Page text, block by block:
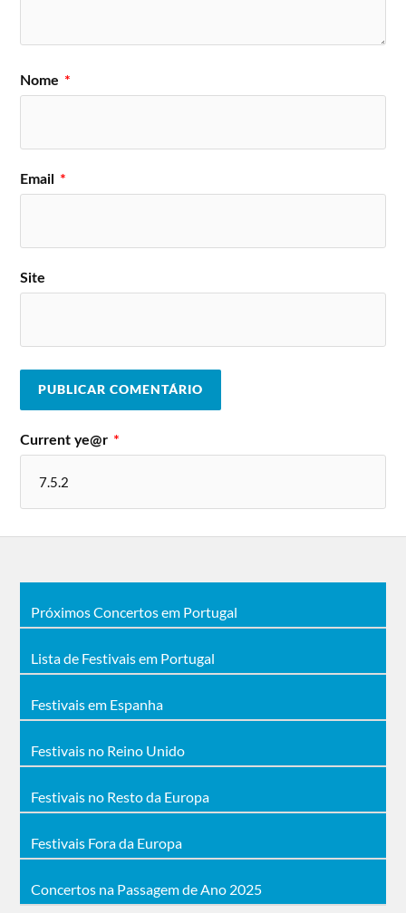
Nome *
Email *
Site
Current ye@r *
Próximos Concertos em Portugal
Lista de Festivais em Portugal
Festivais em Espanha
Festivais no Reino Unido
Festivais no Resto da Europa
Festivais Fora da Europa
Concertos na Passagem de Ano 2025